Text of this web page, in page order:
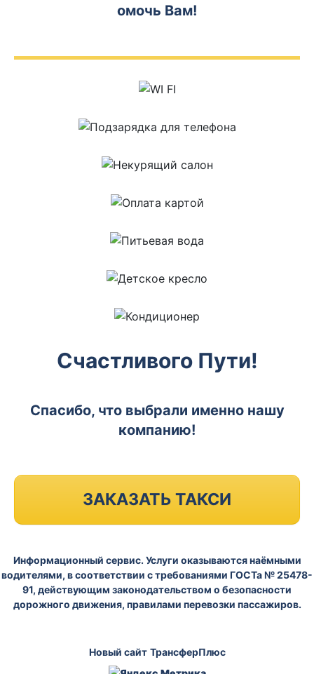
омочь Вам!
Счастливого Пути!
Спасибо, что выбрали именно нашу
компанию!
ЗАКАЗАТЬ ТАКСИ
Информационный сервис. Услуги оказываются наёмными
водителями, в соответствии с требованиями ГОСТа № 25478-
91, действующим законодательством о безопасности
дорожного движения, правилами перевозки пассажиров.
Новый сайт ТрансферПлюс